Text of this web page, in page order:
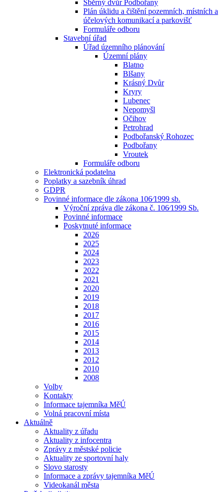
Sběrný dvůr Podbořany
Plán úklidu a čištění pozemních, místních a
účelových komunikací a parkovišť
Formuláře odboru
Stavební úřad
Úřad územního plánování
Územní plány
Blatno
Blšany
Krásný Dvůr
Kryry
Lubenec
Nepomyšl
Očihov
Petrohrad
Podbořanský Rohozec
Podbořany
Vroutek
Formuláře odboru
Elektronická podatelna
Poplatky a sazebník úhrad
GDPR
Povinné informace dle zákona 106⁄1999 sb.
Výroční zpráva dle zákona č. 106⁄1999 Sb.
Povinné informace
Poskytnuté informace
2026
2025
2024
2023
2022
2021
2020
2019
2018
2017
2016
2015
2014
2013
2012
2010
2008
Volby
Kontakty
Informace tajemníka MěÚ
Volná pracovní místa
Aktuálně
Aktuality z úřadu
Aktuality z infocentra
Zprávy z městské policie
Aktuality ze sportovní haly
Slovo starosty
Informace a zprávy tajemníka MěÚ
Videokanál města